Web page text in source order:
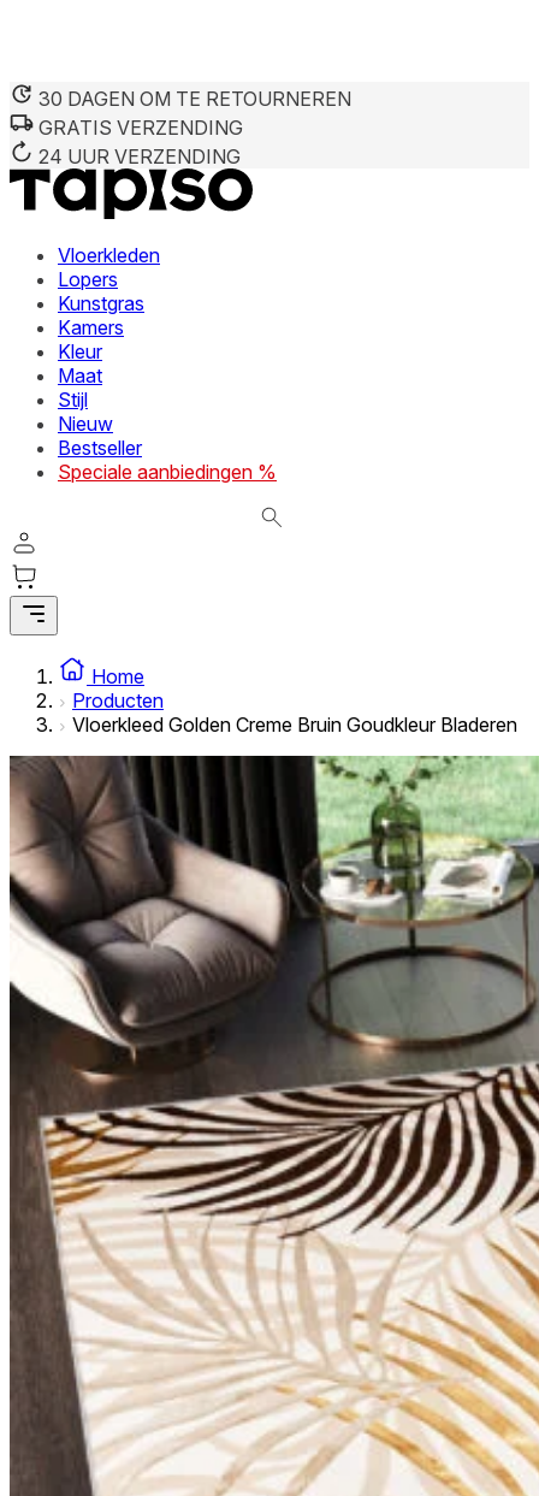
30 DAGEN OM TE RETOURNEREN
GRATIS VERZENDING
24 UUR VERZENDING
Vloerkleden
Lopers
Kunstgras
Kamers
Kleur
Maat
Stijl
Nieuw
Bestseller
Speciale aanbiedingen %
Home
Producten
Vloerkleed Golden Creme Bruin Goudkleur Bladeren
We gebruiken cookies om inhoud en advertenties te
deze informatie combineren met andere gegevens die u
diensten.
Noodzakelijk
Noodzakelijke cookies zijn essentieel voor de
verandert, zoals uw voorkeurstaal of de regio waar u zich
interessant zijn voor de individuele gebruiker en
Niet-geclassificeerde cookies zijn cookies die in het